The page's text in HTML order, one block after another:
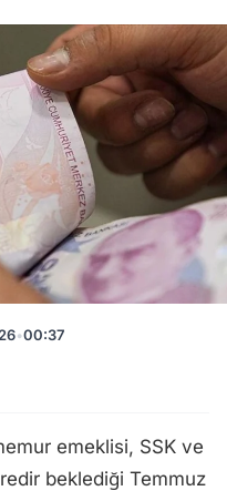
Netleşti: Emekli ve
•00:37
emeklisi, SSK ve
beklediği Temmuz